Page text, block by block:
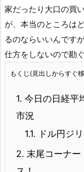
家だったり大口の買
が、本当のところは
るのならいいんです
仕方をしないので勘
もくじ(見出しからすぐ
1. 今日の日経平
市況
1.1. ドル円ジ
2. 末尾コーナー